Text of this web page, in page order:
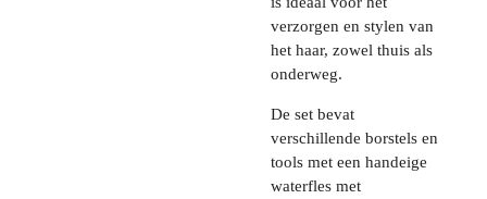
verzorgen en stylen van
het haar, zowel thuis als
onderweg.
De set bevat
verschillende borstels en
tools met een handeige
waterfles met